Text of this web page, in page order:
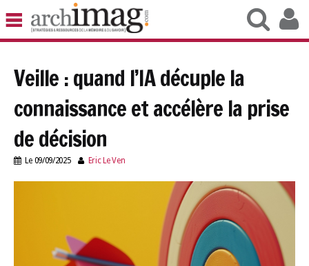
BIBLIOTHÈQUE RUBRIQUE1
DÉMAT RUBRIQUE3
UNIVERS DATA
VIE NUMÉRIQUE
NUMÉRIQUE RESPONSABLE
LES TEST1
Veille : quand l’IA décuple la
connaissance et accélère la prise
de décision
Le 09/09/2025 Eric Le Ven
veille-quand-ia-decuple-connaissance-accelere-